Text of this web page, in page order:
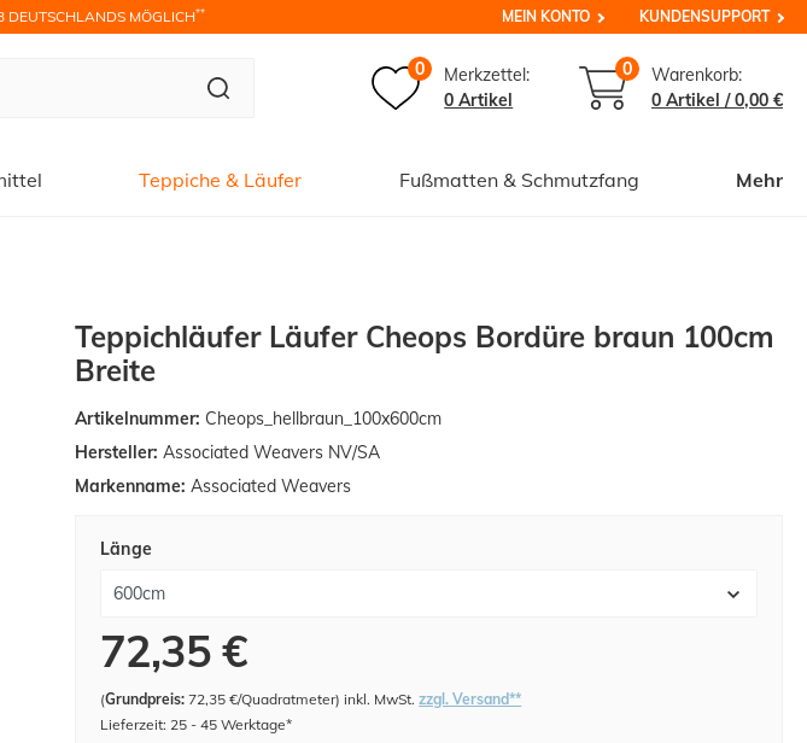
DEUTSCHLANDS MÖGLICH** MEIN KONTO KUNDENSUPPORT
0
Merkzettel:
0 Artikel
0
Warenkorb:
0 Artikel /0,00 €
Teppiche & Läufer Fußmatten & Schmutzfang Mehr
Teppichläufer Läufer Cheops Bordüre braun 100cm
Breite
Artikelnummer: Cheops_hellbraun_100x600cm
Hersteller: Associated Weavers NV/SA
Markenname: Associated Weavers
Länge
72,35 €
(Grundpreis: 72,35 €/Quadratmeter)inkl. MwSt.zzgl. Versand**
Lieferzeit: 25 - 45 Werktage*